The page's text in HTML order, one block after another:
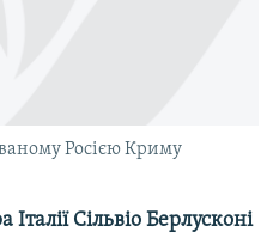
Росією Криму
Сільвіо Берлусконі